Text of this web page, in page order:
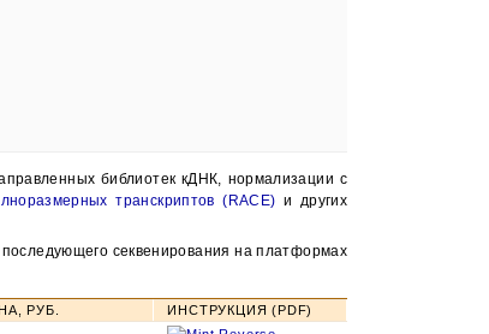
библиотек кДНК, нормализации с
транскриптов (RACE) и других
секвенирования на платформах
РУБ. ИНСТРУКЦИЯ (PDF)